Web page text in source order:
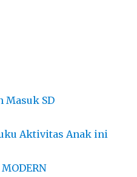
Masuk SD
Aktivitas Anak ini